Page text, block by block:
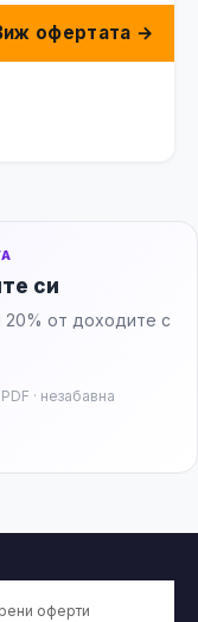
офертата →
си
20% от доходите с
PDF · незабавна
оферти